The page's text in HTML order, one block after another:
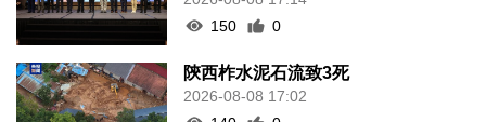
150
0
陝西柞水泥石流致3死
2026-08-08 17:02